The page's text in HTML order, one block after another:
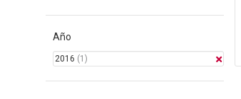
Año
2016 (1)